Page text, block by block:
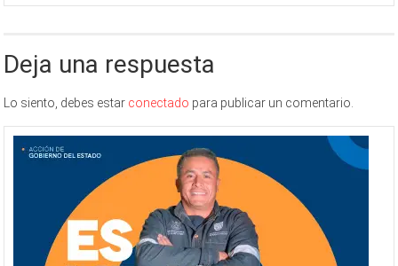
Deja una respuesta
Lo siento, debes estar conectado para publicar un comentario.